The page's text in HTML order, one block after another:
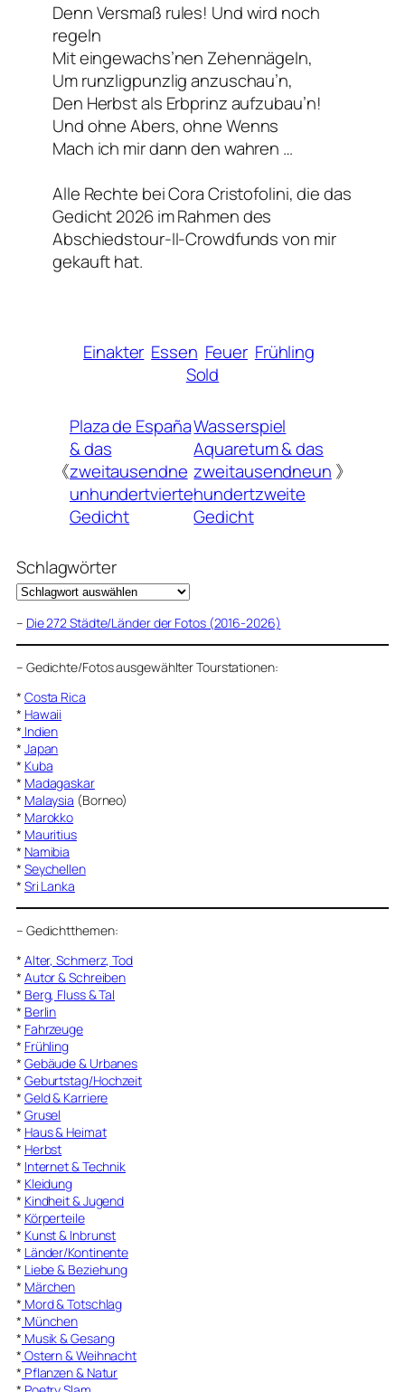
Denn Versmaß rules! Und wird noch
regeln
Mit eingewachs’nen Zehennägeln,
Um runzligpunzlig anzuschau’n,
Den Herbst als Erbprinz aufzubau’n!
Und ohne Abers, ohne Wenns
Mach ich mir dann den wahren …
Alle Rechte bei Cora Cristofolini, die das
Gedicht 2026 im Rahmen des
Abschiedstour-II-Crowdfunds von mir
gekauft hat.
Einakter Essen Feuer Frühling
Sold
《
Plaza de España
& das
zweitausendne
unhundertvierte
Gedicht
Wasserspiel
Aquaretum & das
zweitausendneun
hundertzweite
Gedicht
》
Schlagwörter
– Die 272 Städte/Länder der Fotos (2016-2026)
– Gedichte/Fotos ausgewählter Tourstationen:
* Costa Rica
* Hawaii
* Indien
* Japan
* Kuba
* Madagaskar
* Malaysia (Borneo)
* Marokko
* Mauritius
* Namibia
* Seychellen
* Sri Lanka
– Gedichtthemen:
* Alter, Schmerz, Tod
* Autor & Schreiben
* Berg, Fluss & Tal
* Berlin
* Fahrzeuge
* Frühling
* Gebäude & Urbanes
* Geburtstag/Hochzeit
* Geld & Karriere
* Grusel
* Haus & Heimat
* Herbst
* Internet & Technik
* Kleidung
* Kindheit & Jugend
* Körperteile
* Kunst & Inbrunst
* Länder/Kontinente
* Liebe & Beziehung
* Märchen
* Mord & Totschlag
* München
* Musik & Gesang
* Ostern & Weihnacht
* Pflanzen & Natur